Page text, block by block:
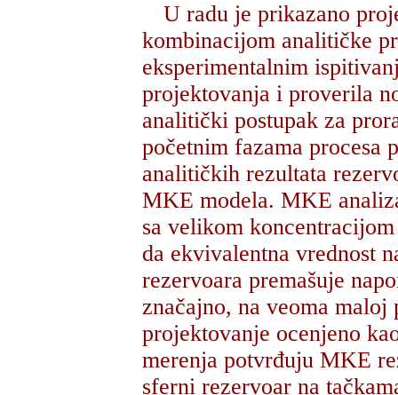
U radu je prikazano
kombinacijom analitičke
eksperimentalnim
projektovanja i proverila
analitički postupak za
početnim fazama procesa
analitičkih rezultata
MKE modela. MKE
sa velikom
da ekvivalentna vrednost
rezervoara premašuje
značajno, na veoma
projektovanje ocenjeno
merenja potvrđuju MKE
sferni rezervoar na